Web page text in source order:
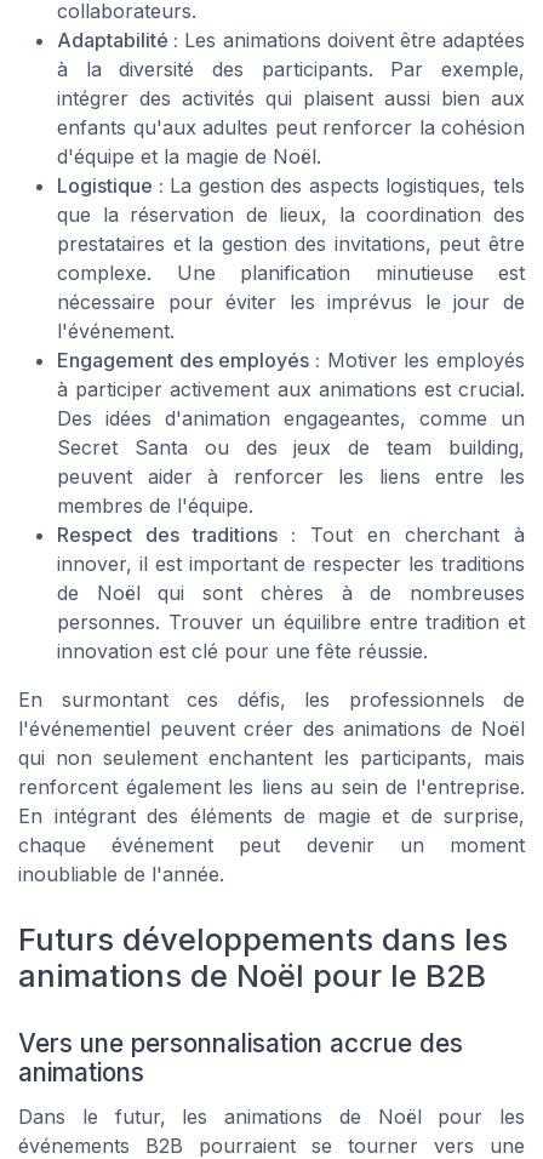
collaborateurs.
Adaptabilité : Les animations doivent être adaptées
à la diversité des participants. Par exemple,
intégrer des activités qui plaisent aussi bien aux
enfants qu'aux adultes peut renforcer la cohésion
d'équipe et la magie de Noël.
Logistique : La gestion des aspects logistiques, tels
que la réservation de lieux, la coordination des
prestataires et la gestion des invitations, peut être
complexe. Une planification minutieuse est
nécessaire pour éviter les imprévus le jour de
l'événement.
Engagement des employés : Motiver les employés
à participer activement aux animations est crucial.
Des idées d'animation engageantes, comme un
Secret Santa ou des jeux de team building,
peuvent aider à renforcer les liens entre les
membres de l'équipe.
Respect des traditions : Tout en cherchant à
innover, il est important de respecter les traditions
de Noël qui sont chères à de nombreuses
personnes. Trouver un équilibre entre tradition et
innovation est clé pour une fête réussie.
En surmontant ces défis, les professionnels de
l'événementiel peuvent créer des animations de Noël
qui non seulement enchantent les participants, mais
renforcent également les liens au sein de l'entreprise.
En intégrant des éléments de magie et de surprise,
chaque événement peut devenir un moment
inoubliable de l'année.
Futurs développements dans les
animations de Noël pour le B2B
Vers une personnalisation accrue des
animations
Dans le futur, les animations de Noël pour les
événements B2B pourraient se tourner vers une